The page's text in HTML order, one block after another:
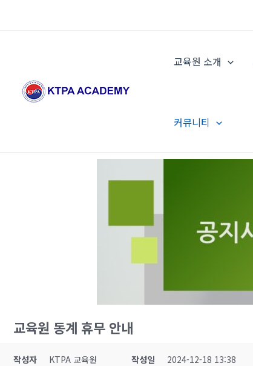
교육원 소개
커뮤니티
교육원 동계 휴무 안내
작성자 KTPA 교육원 작성일 2024-12-18 13:38